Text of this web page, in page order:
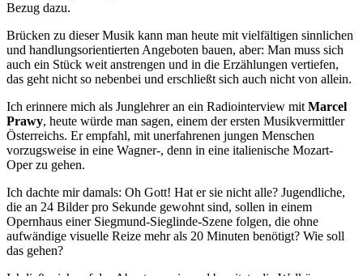
Bezug dazu.
Brücken zu dieser Musik kann man heute mit vielfältigen sinnlichen
und handlungsorientierten Angeboten bauen, aber: Man muss sich
auch ein Stück weit anstrengen und in die Erzählungen vertiefen,
das geht nicht so nebenbei und erschließt sich auch nicht von allein.
Ich erinnere mich als Junglehrer an ein Radiointerview mit Marcel
Prawy, heute würde man sagen, einem der ersten Musikvermittler
Österreichs. Er empfahl, mit unerfahrenen jungen Menschen
vorzugsweise in eine Wagner-, denn in eine italienische Mozart-
Oper zu gehen.
Ich dachte mir damals: Oh Gott! Hat er sie nicht alle? Jugendliche,
die an 24 Bilder pro Sekunde gewohnt sind, sollen in einem
Opernhaus einer Siegmund-Sieglinde-Szene folgen, die ohne
aufwändige visuelle Reize mehr als 20 Minuten benötigt? Wie soll
das gehen?